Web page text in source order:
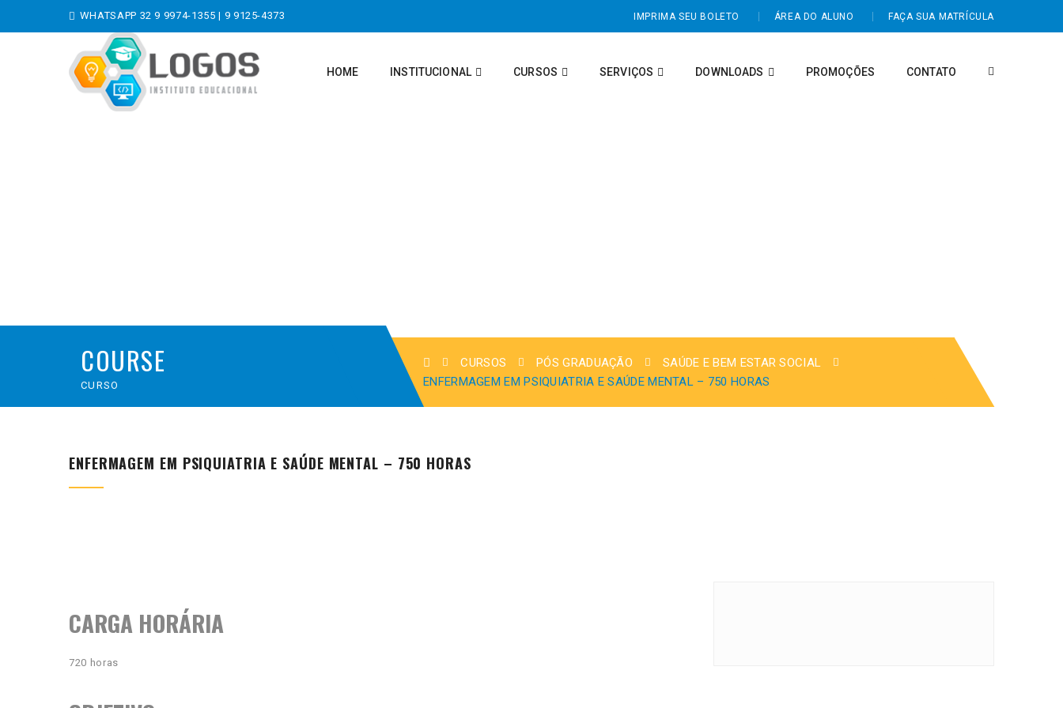
WHATSAPP 32 9 9974-1355| 9 9125-4373 IMPRIMA SEU BOLETO ÁREA DO ALUNO FAÇA SUA MATRÍCULA
HOME INSTITUCIONAL CURSOS SERVIÇOS DOWNLOADS PROMOÇÕES CONTATO
COURSE
CURSO
CURSOS PÓS GRADUAÇÃO
SAÚDE E BEM ESTAR SOCIAL
ENFERMAGEM EM PSIQUIATRIA E SAÚDE MENTAL – 750 HORAS
ENFERMAGEM EM PSIQUIATRIA E SAÚDE MENTAL – 750 HORAS
CARGA HORÁRIA
720 horas